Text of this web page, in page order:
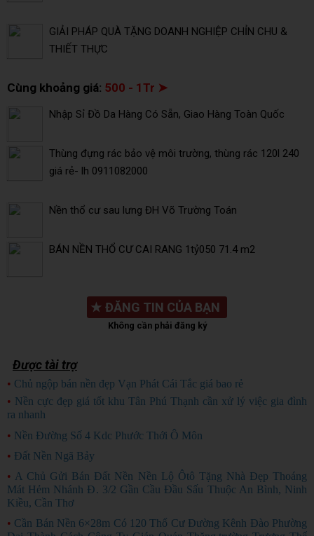
GIẢI PHÁP QUÀ TẶNG DOANH NGHIỆP CHỈN CHU &
THIẾT THỰC
Cùng khoảng giá: 500 - 1Tr ➤
Nhập Sỉ Đồ Da Hàng Có Sẵn, Giao Hàng Toàn Quốc
Thùng đựng rác bảo vệ môi trường, thùng rác 120l 240
giá rẻ- lh 0911082000
Nền thổ cư sau lưng ĐH Võ Trường Toán
BÁN NỀN THỔ CƯ CAI RANG 1tỷ050 71.4 m2
★ ĐĂNG TIN CỦA BẠN
Không cần phải đăng ký
Được tài trợ
• Chủ ngộp bán nền đẹp Vạn Phát Cái Tắc giá bao rẻ
• Nền cực đẹp giá tốt khu Tân Phú Thạnh cần xử lý việc gia đình
ra nhanh
• Nền Đường Số 4 Kdc Phước Thới Ô Môn
• Đất Nền Ngã Bảy
• A Chủ Gửi Bán Đất Nền Nền Lộ Ôtô Tặng Nhà Đẹp Thoáng
Mát Hẻm Nhánh Đ. 3/2 Gần Cầu Đầu Sấu Thuộc An Bình, Ninh
Kiều, Cần Thơ
• Cần Bán Nền 6×28m Có 120 Thổ Cư Đường Kênh Đào Phường